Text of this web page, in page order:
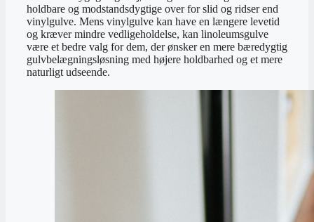
holdbare og modstandsdygtige over for slid og ridser end
vinylgulve. Mens vinylgulve kan have en længere levetid
og kræver mindre vedligeholdelse, kan linoleumsgulve
være et bedre valg for dem, der ønsker en mere bæredygtig
gulvbelægningsløsning med højere holdbarhed og et mere
naturligt udseende.